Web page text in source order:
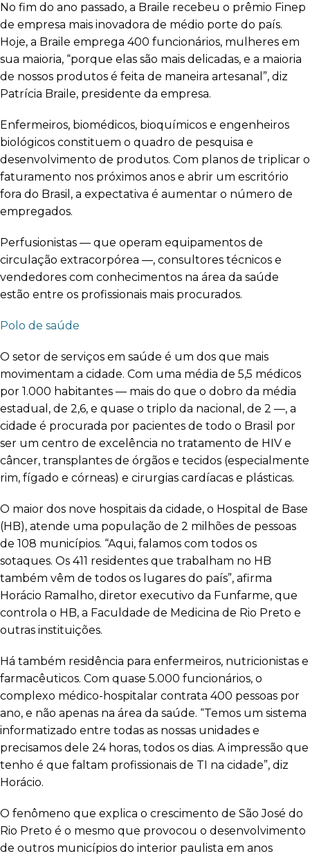
No fim do ano passado, a Braile recebeu o prêmio Finep
de empresa mais inovadora de médio porte do país.
Hoje, a Braile emprega 400 funcionários, mulheres em
sua maioria, “porque elas são mais delicadas, e a maioria
de nossos produtos é feita de maneira artesanal”, diz
Patrícia Braile, presidente da empresa.
Enfermeiros, biomédicos, bioquímicos e engenheiros
biológicos constituem o quadro de pesquisa e
desenvolvimento de produtos. Com planos de triplicar o
faturamento nos próximos anos e abrir um escritório
fora do Brasil, a expectativa é aumentar o número de
empregados.
Perfusionistas — que operam equipamentos de
circulação extracorpórea —, consultores técnicos e
vendedores com conhecimentos na área da saúde
estão entre os profissionais mais procurados.
Polo de saúde
O setor de serviços em saúde é um dos que mais
movimentam a cidade. Com uma média de 5,5 médicos
por 1.000 habitantes — mais do que o dobro da média
estadual, de 2,6, e quase o triplo da nacional, de 2 —, a
cidade é procurada por pacientes de todo o Brasil por
ser um centro de excelência no tratamento de HIV e
câncer, transplantes de órgãos e tecidos (especialmente
rim, fígado e córneas) e cirurgias cardíacas e plásticas.
O maior dos nove hospitais da cidade, o Hospital de Base
(HB), atende uma população de 2 milhões de pessoas
de 108 municípios. “Aqui, falamos com todos os
sotaques. Os 411 residentes que trabalham no HB
também vêm de todos os lugares do país”, afirma
Horácio Ramalho, diretor executivo da Funfarme, que
controla o HB, a Faculdade de Medicina de Rio Preto e
outras instituições.
Há também residência para enfermeiros, nutricionistas e
farmacêuticos. Com quase 5.000 funcionários, o
complexo médico-hospitalar contrata 400 pessoas por
ano, e não apenas na área da saúde. “Temos um sistema
informatizado entre todas as nossas unidades e
precisamos dele 24 horas, todos os dias. A impressão que
tenho é que faltam profissionais de TI na cidade”, diz
Horácio.
O fenômeno que explica o crescimento de São José do
Rio Preto é o mesmo que provocou o desenvolvimento
de outros municípios do interior paulista em anos